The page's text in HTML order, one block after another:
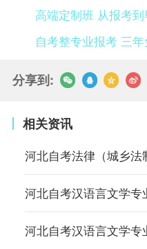
高端定制班 从报考
自考整专业报考 三
分享到:
相关资讯
河北自考汉语言文学
河北自考汉语言文学